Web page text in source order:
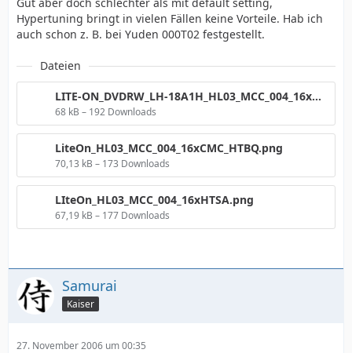
Hypertuning bringt in vielen Fällen keine Vorteile. Hab ich
auch schon z. B. bei Yuden 000T02 festgestellt.
Dateien
LITE-ON_DVDRW_LH-18A1H_HL03_MCC_004_16xHT+OHT.png
68 kB – 192 Downloads
LiteOn_HL03_MCC_004_16xCMC_HTBQ.png
70,13 kB – 173 Downloads
LIteOn_HL03_MCC_004_16xHTSA.png
67,19 kB – 177 Downloads
Samurai
Kaiser
27. November 2006 um 00:35